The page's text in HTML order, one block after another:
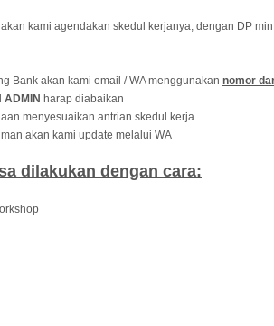
kami agendakan skedul kerjanya, dengan DP
Bank akan kami email / WA menggunakan nomor
ADMIN harap diabaikan
menyesuaikan antrian skedul kerja
akan kami update melalui WA
dilakukan dengan cara: